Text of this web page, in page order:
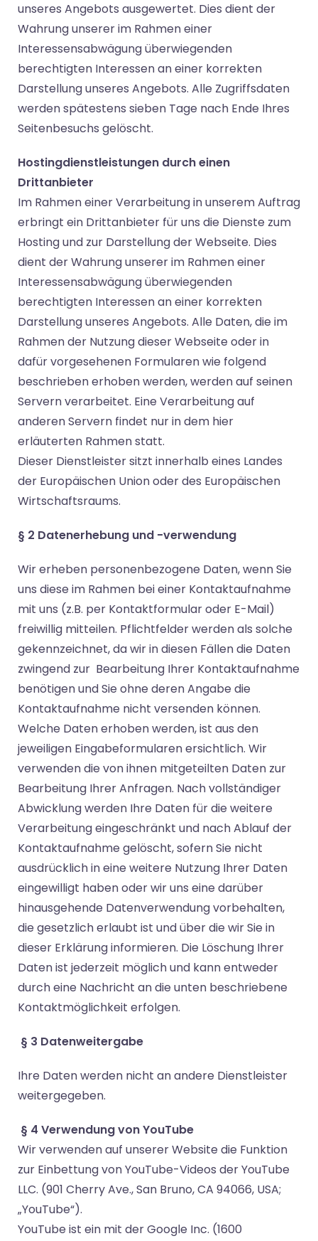
unseres Angebots ausgewertet. Dies dient der
Wahrung unserer im Rahmen einer
Interessensabwägung überwiegenden
berechtigten Interessen an einer korrekten
Darstellung unseres Angebots. Alle Zugriffsdaten
werden spätestens sieben Tage nach Ende Ihres
Seitenbesuchs gelöscht.
Hostingdienstleistungen durch einen
Drittanbieter
Im Rahmen einer Verarbeitung in unserem Auftrag
erbringt ein Drittanbieter für uns die Dienste zum
Hosting und zur Darstellung der Webseite. Dies
dient der Wahrung unserer im Rahmen einer
Interessensabwägung überwiegenden
berechtigten Interessen an einer korrekten
Darstellung unseres Angebots. Alle Daten, die im
Rahmen der Nutzung dieser Webseite oder in
dafür vorgesehenen Formularen wie folgend
beschrieben erhoben werden, werden auf seinen
Servern verarbeitet. Eine Verarbeitung auf
anderen Servern findet nur in dem hier
erläuterten Rahmen statt.
Dieser Dienstleister sitzt innerhalb eines Landes
der Europäischen Union oder des Europäischen
Wirtschaftsraums.
§ 2 Datenerhebung und -verwendung
Wir erheben personenbezogene Daten, wenn Sie
uns diese im Rahmen bei einer Kontaktaufnahme
mit uns (z.B. per Kontaktformular oder E-Mail)
freiwillig mitteilen. Pflichtfelder werden als solche
gekennzeichnet, da wir in diesen Fällen die Daten
zwingend zur Bearbeitung Ihrer Kontaktaufnahme
benötigen und Sie ohne deren Angabe die
Kontaktaufnahme nicht versenden können.
Welche Daten erhoben werden, ist aus den
jeweiligen Eingabeformularen ersichtlich. Wir
verwenden die von ihnen mitgeteilten Daten zur
Bearbeitung Ihrer Anfragen. Nach vollständiger
Abwicklung werden Ihre Daten für die weitere
Verarbeitung eingeschränkt und nach Ablauf der
Kontaktaufnahme gelöscht, sofern Sie nicht
ausdrücklich in eine weitere Nutzung Ihrer Daten
eingewilligt haben oder wir uns eine darüber
hinausgehende Datenverwendung vorbehalten,
die gesetzlich erlaubt ist und über die wir Sie in
dieser Erklärung informieren. Die Löschung Ihrer
Daten ist jederzeit möglich und kann entweder
durch eine Nachricht an die unten beschriebene
Kontaktmöglichkeit erfolgen.
§ 3 Datenweitergabe
Ihre Daten werden nicht an andere Dienstleister
weitergegeben.
§ 4 Verwendung von YouTube
Wir verwenden auf unserer Website die Funktion
zur Einbettung von YouTube-Videos der YouTube
LLC. (901 Cherry Ave., San Bruno, CA 94066, USA;
„YouTube“).
YouTube ist ein mit der Google Inc. (1600